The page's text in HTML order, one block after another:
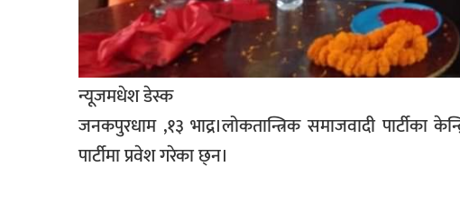
न्यूजमधेश डेस्क
जनकपुरधाम ,१३ भाद्र।लोकतान्त्रिक समाजवादी पार्टीका
पार्टीमा प्रवेश गरेका छ्न।